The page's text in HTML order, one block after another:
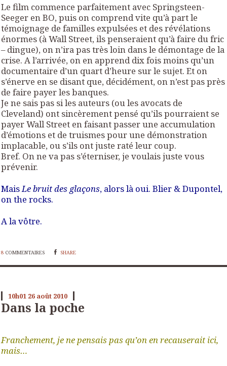
Le film commence parfaitement avec Springsteen-
Seeger en BO, puis on comprend vite qu’à part le
témoignage de familles expulsées et des révélations
énormes (à Wall Street, ils penseraient qu’à faire du fric
– dingue), on n’ira pas très loin dans le démontage de la
crise. A l’arrivée, on en apprend dix fois moins qu’un
documentaire d’un quart d’heure sur le sujet. Et on
s’énerve en se disant que, décidément, on n’est pas près
de faire payer les banques.
Je ne sais pas si les auteurs (ou les avocats de
Cleveland) ont sincèrement pensé qu’ils pourraient se
payer Wall Street en faisant passer une accumulation
d’émotions et de truismes pour une démonstration
implacable, ou s’ils ont juste raté leur coup.
Bref. On ne va pas s’éterniser, je voulais juste vous
prévenir.
MaisLe bruit des glaçons, alors là oui. Blier & Dupontel,
on the rocks.
A la vôtre.
8 COMMENTAIRES SHARE
10h01 26 août 2010
Dans la poche
Franchement, je ne pensais pas qu’on en recauserait ici,
mais…